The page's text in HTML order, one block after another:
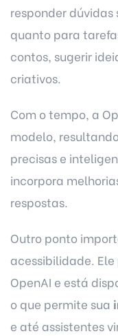
responder
quanto para
contos, sugerir
criativos.
Com o tempo, a
modelo,
precisas e
incorpora
respostas.
Outro ponto
acessibilidade.
OpenAI e está
o que permite sua
e até assistentes